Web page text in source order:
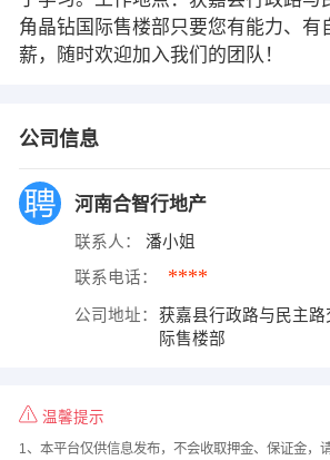
角晶钻国际售楼部只要您有能力、有
薪，随时欢迎加入我们的团队！
公司信息
河南合智行地产
联系人： 潘小姐
联系电话： ****
公司地址：
获嘉县行政路与民主
际售楼部
温馨提示
1、本平台仅供信息发布，不会收取押金、保证金，